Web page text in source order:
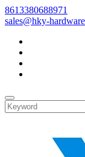
8613380688971
sales@hky-